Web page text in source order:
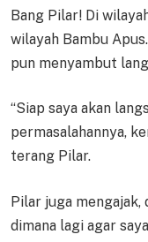
Bang Pilar! Di
wilayah Bambu
pun menyambut
“Siap saya akan
permasalahannya,
terang Pilar.
Pilar juga mengajak,
dimana lagi agar